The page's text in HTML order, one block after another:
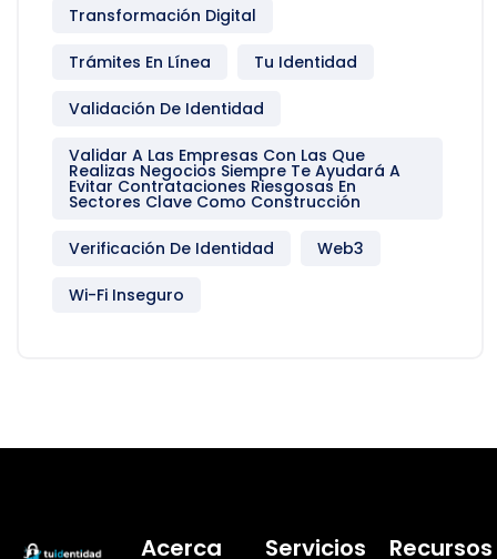
Transformación Digital
Trámites En Línea Tu Identidad
Validación De Identidad
Validar A Las Empresas Con Las Que
Realizas Negocios Siempre Te Ayudará A
Evitar Contrataciones Riesgosas En
Sectores Clave Como Construcción
Verificación De Identidad Web3
Wi-Fi Inseguro
Acerca Servicios Recursos